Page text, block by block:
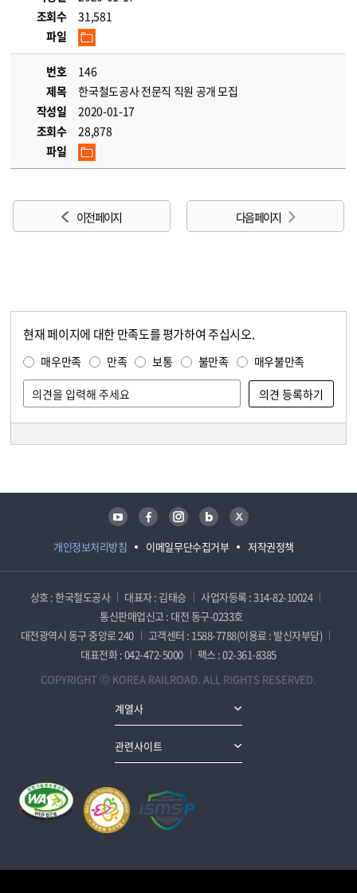
조회수
31,581
파일
번호
146
제목
한국철도공사 전문직 직원 공개 모집
작성일
2020-01-17
조회수
28,878
파일
이전 페이지 다음 페이지
현재 페이지에 대한 만족도를 평가하여 주십시오.
매우만족 만족 보통 불만족 매우불만족
개인정보처리방침 이메일무단수집거부 저작권정책
유튜브 페이스북 인스타그램 블로그 트위터
상호 : 한국철도공사 대표자 : 김태승
사업자등록 : 314-82-10024
통신판매업신고 : 대전 동구-0233호
대전광역시 동구 중앙로 240
고객센터 : 1588-7788(이용료 : 발신자부담)
대표전화 : 042-472-5000
팩스 : 02-361-8385
COPYRIGHT ⓒ KOREA RAILROAD. ALL RIGHTS RESERVED.
계열사
관련사이트